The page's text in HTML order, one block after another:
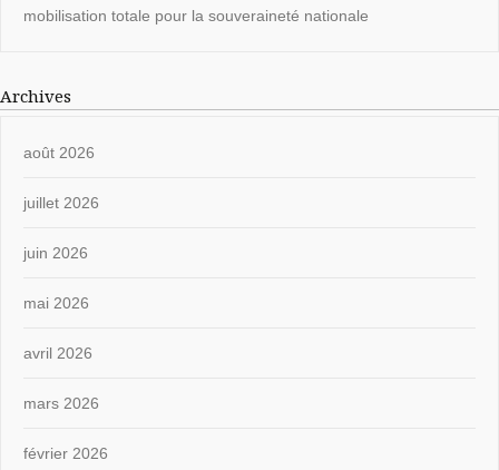
mobilisation totale pour la souveraineté nationale
Archives
août 2026
juillet 2026
juin 2026
mai 2026
avril 2026
mars 2026
février 2026